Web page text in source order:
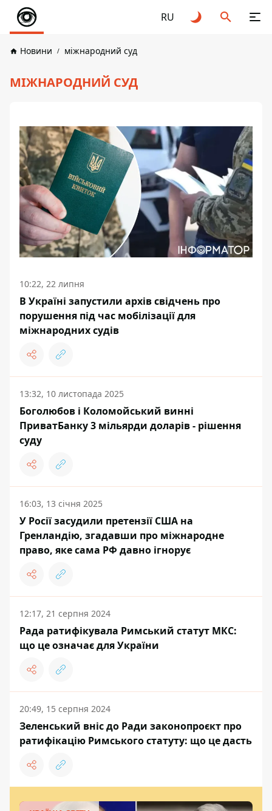
RU
Новини міжнародний суд
МІЖНАРОДНИЙ СУД
10:22, 22 липня
В Україні запустили архів свідчень про
порушення під час мобілізації для
міжнародних судів
13:32, 10 листопада 2025
Боголюбов і Коломойський винні
ПриватБанку 3 мільярди доларів - рішення
суду
16:03, 13 січня 2025
У Росії засудили претензії США на
Гренландію, згадавши про міжнародне
право, яке сама РФ давно ігнорує
12:17, 21 серпня 2024
Рада ратифікувала Римський статут МКС:
що це означає для України
20:49, 15 серпня 2024
Зеленський вніс до Ради законопроєкт про
ратифікацію Римського статуту: що це дасть